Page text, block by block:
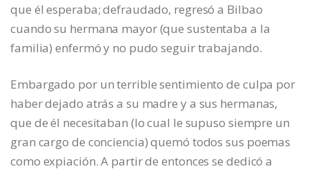
que él esperaba; defraudado, regresó a Bilbao
cuando su hermana mayor (que sustentaba a la
familia) enfermó y no pudo seguir trabajando.
Embargado por un terrible sentimiento de culpa por
haber dejado atrás a su madre y a sus hermanas,
que de él necesitaban (lo cual le supuso siempre un
gran cargo de conciencia) quemó todos sus poemas
como expiación. A partir de entonces se dedicó a